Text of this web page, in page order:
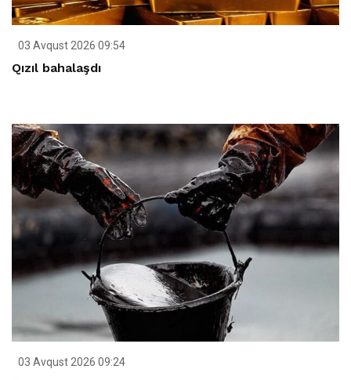
03 Avqust 2026 09:54
Qızıl bahalaşdı
03 Avqust 2026 09:24